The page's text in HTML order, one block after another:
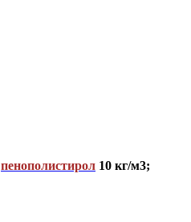
пенополистирол 10 кг/м3;